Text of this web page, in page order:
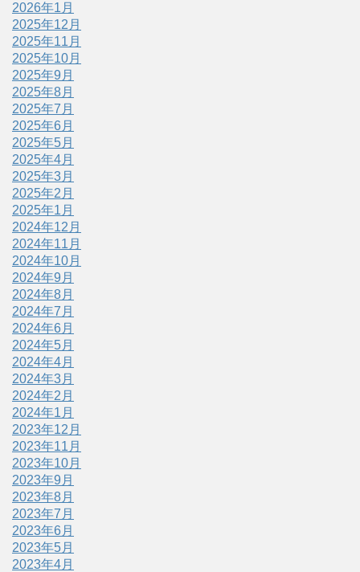
2026年1月
2025年12月
2025年11月
2025年10月
2025年9月
2025年8月
2025年7月
2025年6月
2025年5月
2025年4月
2025年3月
2025年2月
2025年1月
2024年12月
2024年11月
2024年10月
2024年9月
2024年8月
2024年7月
2024年6月
2024年5月
2024年4月
2024年3月
2024年2月
2024年1月
2023年12月
2023年11月
2023年10月
2023年9月
2023年8月
2023年7月
2023年6月
2023年5月
2023年4月